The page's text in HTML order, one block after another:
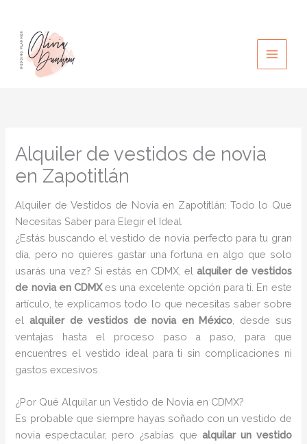
contenido
Alquiler de vestidos de novia
en Zapotitlán
Alquiler de Vestidos de Novia en Zapotitlán: Todo lo Que
Necesitas Saber para Elegir el Ideal
¿Estás buscando el vestido de novia perfecto para tu gran
día, pero no quieres gastar una fortuna en algo que solo
usarás una vez? Si estás en CDMX, el alquiler de vestidos
de novia en CDMXes una excelente opción para ti. En este
artículo, te explicamos todo lo que necesitas saber sobre
elalquiler de vestidos de novia en México , desde sus
ventajas hasta el proceso paso a paso, para que
encuentres el vestido ideal para ti sin complicaciones ni
gastos excesivos.
¿Por Qué Alquilar un Vestido de Novia en CDMX?
Es probable que siempre hayas soñado con un vestido de
novia espectacular, pero ¿sabías que alquilar un vestido